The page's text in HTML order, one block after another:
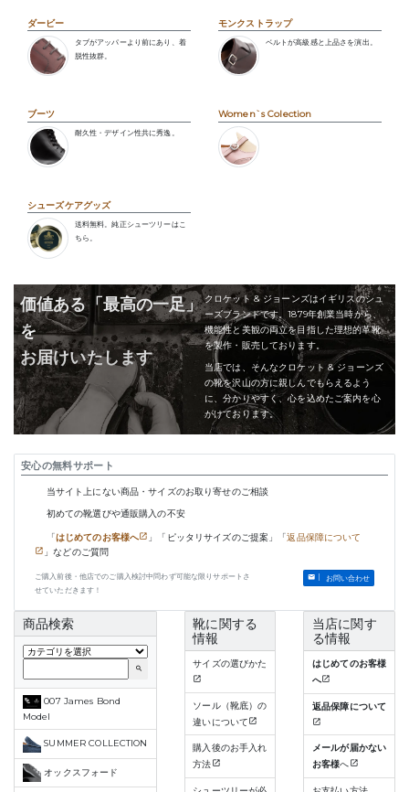
ダービー
タブがアッパーより前にあり、着
脱性抜群。
モンクストラップ
ベルトが高級感と上品さを演出。
ブーツ
耐久性・デザイン性共に秀逸。
Women`s Colection
シューズケアグッズ
送料無料。純正シューツリーはこ
ちら。
価値ある「最高の一足」
を
お届けいたします
クロケット & ジョーンズはイギリスのシュ
ーズブランドです。1879年創業当時から、
機能性と美観の両立を目指した理想的革靴
を製作・販売しております。
当店では、そんなクロケット & ジョーンズ
の靴を沢山の方に親しんでもらえるよう
に、分かりやすく、心を込めたご案内を心
がけております。
安心の無料サポート
当サイト上にない商品・サイズのお取り寄せのご相談
初めての靴選びや通販購入の不安
「はじめてのお客様へ 」「ピッタリサイズのご提案」「返品保障について
」などのご質問
ご購入前後・他店でのご購入検討中問わず可能な限りサポートさ
せていただきます！
お問い合わせ
商品検索
search
007 James Bond
Model
SUMMER COLLECTION
オックスフォード
靴に関する
情報
サイズの選びかた
ソール（靴底）の
違いについて
購入後のお手入れ
方法
当店に関す
る情報
はじめてのお客様
へ
返品保障について
メールが届かない
お客様へ